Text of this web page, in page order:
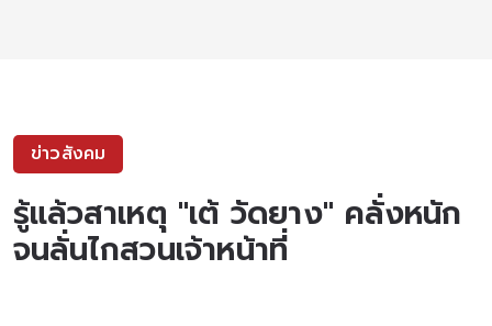
ข่าวสังคม
รู้แล้วสาเหตุ "เต้ วัดยาง" คลั่งหนัก
จนลั่นไกสวนเจ้าหน้าที่